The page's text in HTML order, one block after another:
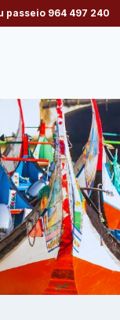
passeio 964 497 240